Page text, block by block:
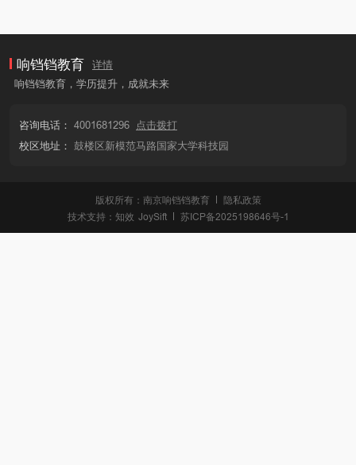
响铛铛教育
详情
响铛铛教育，学历提升，成就未来
咨询电话： 4001681296
点击拨打
校区地址： 鼓楼区新模范马路国家大学科技园
版权所有：南京响铛铛教育
隐私政策
技术支持： 知效 JoySift 苏ICP备2025198646号-1